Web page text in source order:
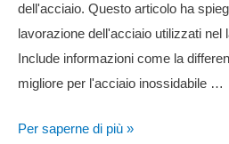
dell'acciaio. Questo articolo ha
lavorazione dell'acciaio utilizzati nel
Include informazioni come la
migliore per l'acciaio inossidabile …
Per saperne di più »